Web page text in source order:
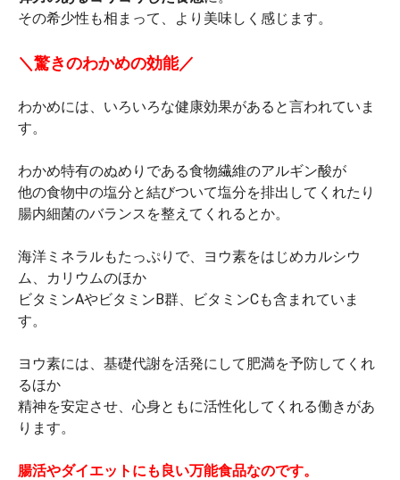
その希少性も相まって、より美味しく感じます。
＼驚きのわかめの効能／
わかめには、いろいろな健康効果があると言われていま
す。
わかめ特有のぬめりである食物繊維のアルギン酸が
他の食物中の塩分と結びついて塩分を排出してくれたり
腸内細菌のバランスを整えてくれるとか。
海洋ミネラルもたっぷりで、ヨウ素をはじめカルシウ
ム、カリウムのほか
ビタミンAやビタミンB群、ビタミンCも含まれていま
す。
ヨウ素には、基礎代謝を活発にして肥満を予防してくれ
るほか
精神を安定させ、心身ともに活性化してくれる働きがあ
ります。
腸活やダイエットにも良い万能食品なのです。